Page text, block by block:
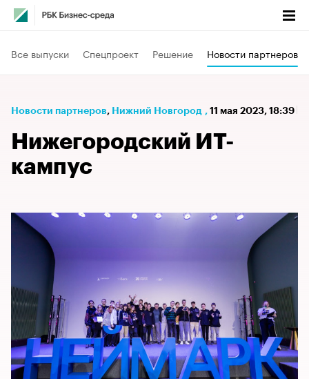
Все выпуски Спецпроект Решение Новости партнеров
Новости партнеров⁠, Нижний Новгород , 11 мая 2023, 18:39
Нижегородский ИТ-
кампус